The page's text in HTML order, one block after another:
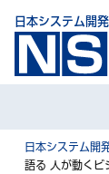
日本システム開
日本システム開
語る 人が動くビ